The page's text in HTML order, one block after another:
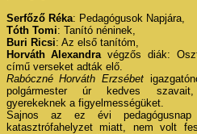
Serfőző Réka: Pedagógusok Napjára,
Tóth Tomi: Tanító néninek,
Buri Ricsi: Az első tanítóm,
Horváth Alexandravégzős diák:
című verseket adták elő.
Rabóczné Horváth Erzsébet
polgármester úr kedves
gyerekeknek a figyelmességüket.
Sajnos az ez évi
katasztrófahelyzet miatt, nem volt